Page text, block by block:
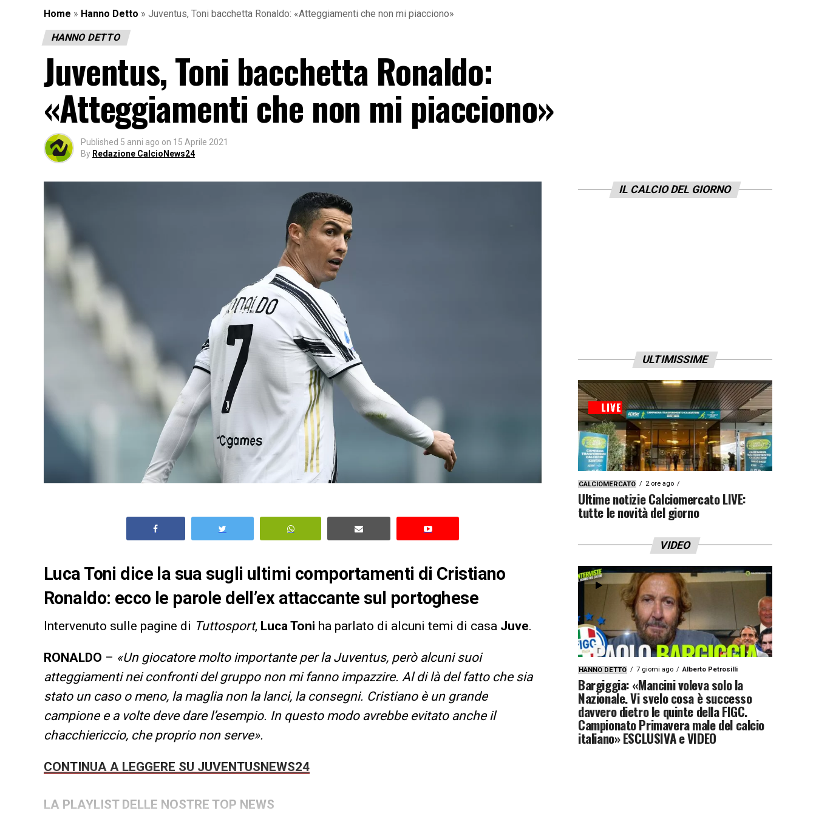
Home » Hanno Detto » Juventus, Toni bacchetta Ronaldo: «Atteggiamenti che non mi piacciono»
HANNO DETTO
Juventus, Toni bacchetta Ronaldo:
«Atteggiamenti che non mi piacciono»
Published 5 anni ago on 15 Aprile 2021
By Redazione CalcioNews24
Luca Toni dice la sua sugli ultimi comportamenti di Cristiano
Ronaldo: ecco le parole dell’ex attaccante sul portoghese
Intervenuto sulle pagine di Tuttosport, Luca Toni ha parlato di alcuni temi di casa Juve.
RONALDO – «Un giocatore molto importante per la Juventus, però alcuni suoi
atteggiamenti nei confronti del gruppo non mi fanno impazzire. Al di là del fatto che sia
stato un caso o meno, la maglia non la lanci, la consegni. Cristiano è un grande
campione e a volte deve dare l’esempio. In questo modo avrebbe evitato anche il
chacchiericcio, che proprio non serve».
CONTINUA A LEGGERE SU JUVENTUSNEWS24
LA PLAYLIST DELLE NOSTRE TOP NEWS
IL CALCIO DEL GIORNO
ULTIMISSIME
CALCIOMERCATO 2 ore ago
Ultime notizie Calciomercato LIVE:
tutte le novità del giorno
VIDEO
HANNO DETTO 7 giorni ago Alberto Petrosilli
Bargiggia: «Mancini voleva solo la
Nazionale. Vi svelo cosa è successo
davvero dietro le quinte della FIGC.
Campionato Primavera male del calcio
italiano» ESCLUSIVA e VIDEO